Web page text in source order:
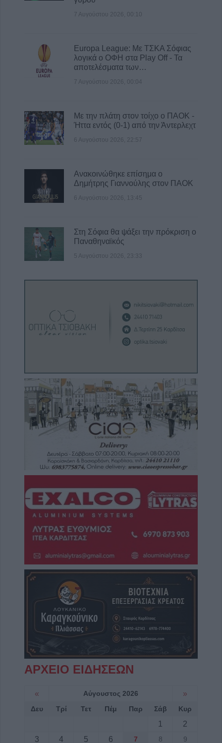
Γκουσμπασανιώτη ποταμού"
7 Αυγούστου 2026, 00:10
Europa League: Με ΤΣΚΑ Σόφιας
λογικά ο ΟΦΗ στα Play Off - Τα
αποτελέσματα των…
7 Αυγούστου 2026, 00:04
Με την πλάτη στον τοίχο ο ΠΑΟΚ -
Ήττα εντός (0-1) από την Άντερλεχτ
6 Αυγούστου 2026, 22:57
Ανακοινώθηκε επίσημα ο
Δημήτρης Γιαννούλης στον ΠΑΟΚ
6 Αυγούστου 2026, 13:45
Στη Σόφια θα ψάξει την πρόκριση ο
Παναθηναϊκός
5 Αυγούστου 2026, 23:33
ΑΡΧΕΙΟ ΕΙΔΗΣΕΩΝ
« Αύγουστος 2026 »
Δευ Τρί Τετ Πέμ Παρ Σάβ Κυρ
1
2
3
4 5 6 7 8
9